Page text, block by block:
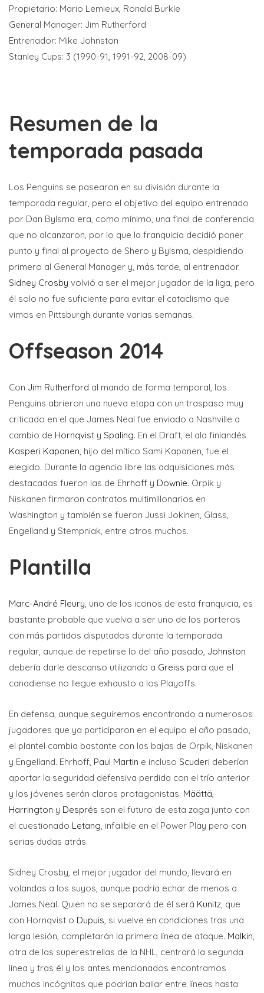
Propietario: Mario Lemieux, Ronald Burkle
General Manager: Jim Rutherford
Entrenador: Mike Johnston
Stanley Cups: 3 (1990-91, 1991-92, 2008-09)
Resumen de la
temporada pasada
Los Penguins se pasearon en su división durante la
temporada regular, pero el objetivo del equipo entrenado
por Dan Bylsma era, como mínimo, una final de conferencia
que no alcanzaron, por lo que la franquicia decidió poner
punto y final al proyecto de Shero y Bylsma, despidiendo
primero al General Manager y, más tarde, al entrenador.
Sidney Crosby volvió a ser el mejor jugador de la liga, pero
él solo no fue suficiente para evitar el cataclismo que
vimos en Pittsburgh durante varias semanas.
Offseason 2014
Con Jim Rutherford al mando de forma temporal, los
Penguins abrieron una nueva etapa con un traspaso muy
criticado en el que James Neal fue enviado a Nashville a
cambio de Hornqvist y Spaling. En el Draft, el ala finlandés
Kasperi Kapanen, hijo del mítico Sami Kapanen, fue el
elegido. Durante la agencia libre las adquisiciones más
destacadas fueron las de Ehrhoff y Downie. Orpik y
Niskanen firmaron contratos multimillonarios en
Washington y también se fueron Jussi Jokinen, Glass,
Engelland y Stempniak, entre otros muchos.
Plantilla
Marc-André Fleury, uno de los iconos de esta franquicia, es
bastante probable que vuelva a ser uno de los porteros
con más partidos disputados durante la temporada
regular, aunque de repetirse lo del año pasado, Johnston
debería darle descanso utilizando a Greiss para que el
canadiense no llegue exhausto a los Playoffs.
En defensa, aunque seguiremos encontrando a numerosos
jugadores que ya participaron en el equipo el año pasado,
el plantel cambia bastante con las bajas de Orpik, Niskanen
y Engelland. Ehrhoff, Paul Martin e incluso Scuderi deberían
aportar la seguridad defensiva perdida con el trío anterior
y los jóvenes serán claros protagonistas. Määttä,
Harrington y Després son el futuro de esta zaga junto con
el cuestionado Letang, infalible en el Power Play pero con
serias dudas atrás.
Sidney Crosby, el mejor jugador del mundo, llevará en
volandas a los suyos, aunque podría echar de menos a
James Neal. Quien no se separará de él será Kunitz, que
con Hornqvist o Dupuis, si vuelve en condiciones tras una
larga lesión, completarán la primera línea de ataque. Malkin,
otra de las superestrellas de la NHL, centrará la segunda
línea y tras él y los antes mencionados encontramos
muchas incógnitas que podrían bailar entre líneas hasta